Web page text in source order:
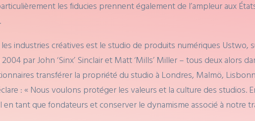
les fiducies prennent également de l’ampleur aux
industries créatives est le studio de produits numériques
par John ‘Sinx’ Sinclair et Matt ‘Mills’ Miller – tous deux alors
transférer la propriété du studio à Londres, Malmö,
: « Nous voulons protéger les valeurs et la culture des
tant que fondateurs et conserver le dynamisme associé à notre